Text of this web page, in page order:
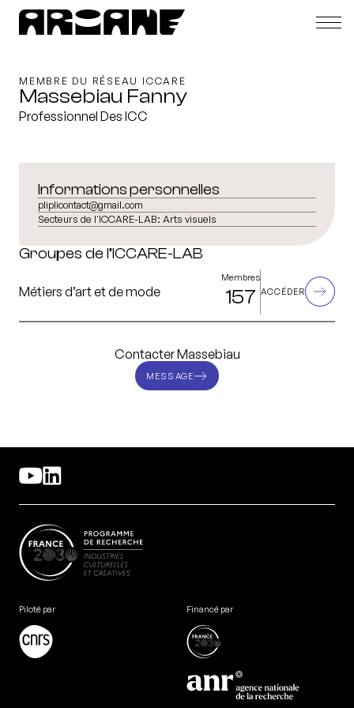
MEMBRE DU RÉSEAU ICCARE
Massebiau Fanny
Professionnel Des ICC
Informations personnelles
pliplicontact@gmail.com
Secteurs de l'ICCARE-LAB: Arts visuels
Groupes de l’ICCARE-LAB
Métiers d’art et de mode
Membres
157 ACCÉDER
Contacter Massebiau
MESSAGE
Piloté par Financé par